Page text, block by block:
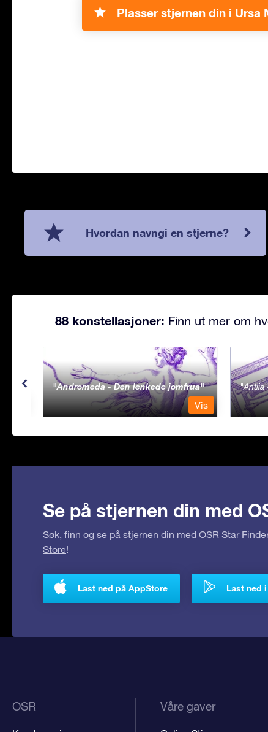
Plasser stjernen din i Ursa
Hvordan navngi en stjerne?
88 konstellasjoner: Finn ut mer om
Andromeda - Den lenkede jomfrua
Vis
Antlia
Se på stjernen din med
Søk, finn og se på stjernen din med OSR Star
Store!
Last ned på AppStore Last ned
OSR Våre gaver